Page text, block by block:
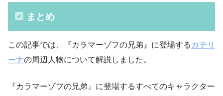
まとめ
この記事では、『カラマーゾフの兄弟』に登場する カテリ
ーナの周辺人物について解説しました。
『カラマーゾフの兄弟』に登場するすべてのキャラクター